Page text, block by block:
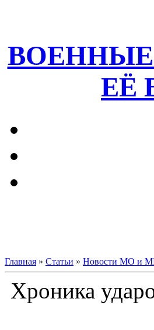
ЕЁ
Главная » Статьи » Новости МО и
Хроника